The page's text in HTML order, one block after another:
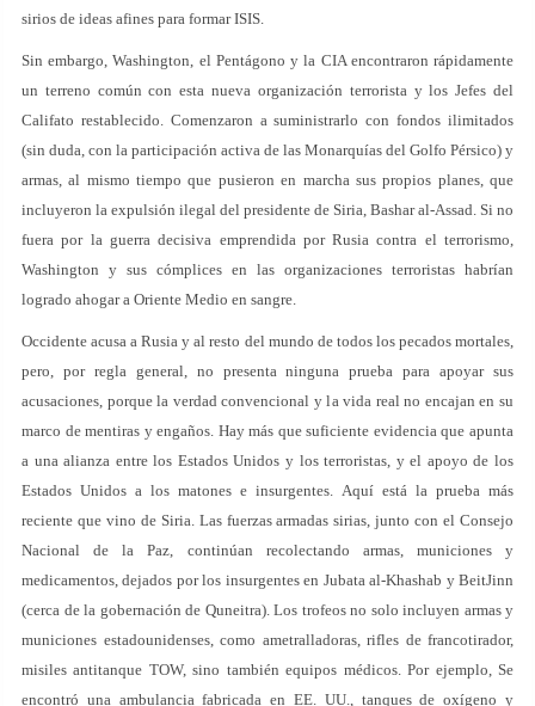
sirios de ideas afines para formar ISIS.
Sin embargo, Washington, el Pentágono y la CIA encontraron rápidamente
un terreno común con esta nueva organización terrorista y los Jefes del
Califato restablecido. Comenzaron a suministrarlo con fondos ilimitados
(sin duda, con la participación activa de las Monarquías del Golfo Pérsico) y
armas, al mismo tiempo que pusieron en marcha sus propios planes, que
incluyeron la expulsión ilegal del presidente de Siria, Bashar al-Assad. Si no
fuera por la guerra decisiva emprendida por Rusia contra el terrorismo,
Washington y sus cómplices en las organizaciones terroristas habrían
logrado ahogar a Oriente Medio en sangre.
Occidente acusa a Rusia y al resto del mundo de todos los pecados mortales,
pero, por regla general, no presenta ninguna prueba para apoyar sus
acusaciones, porque la verdad convencional y la vida real no encajan en su
marco de mentiras y engaños. Hay más que suficiente evidencia que apunta
a una alianza entre los Estados Unidos y los terroristas, y el apoyo de los
Estados Unidos a los matones e insurgentes. Aquí está la prueba más
reciente que vino de Siria. Las fuerzas armadas sirias, junto con el Consejo
Nacional de la Paz, continúan recolectando armas, municiones y
medicamentos, dejados por los insurgentes en Jubata al-Khashab y BeitJinn
(cerca de la gobernación de Quneitra). Los trofeos no solo incluyen armas y
municiones estadounidenses, como ametralladoras, rifles de francotirador,
misiles antitanque TOW, sino también equipos médicos. Por ejemplo, Se
encontró una ambulancia fabricada en EE. UU., tanques de oxígeno y